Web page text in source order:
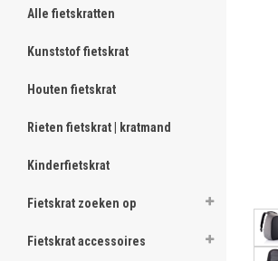
Alle fietskratten
Kunststof fietskrat
Houten fietskrat
Rieten fietskrat | kratmand
Kinderfietskrat
Fietskrat zoeken op
Fietskrat accessoires